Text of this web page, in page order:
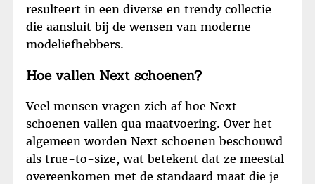
resulteert in een diverse en trendy collectie
die aansluit bij de wensen van moderne
modeliefhebbers.
Hoe vallen Next schoenen?
Veel mensen vragen zich af hoe Next
schoenen vallen qua maatvoering. Over het
algemeen worden Next schoenen beschouwd
als true-to-size, wat betekent dat ze meestal
overeenkomen met de standaard maat die je